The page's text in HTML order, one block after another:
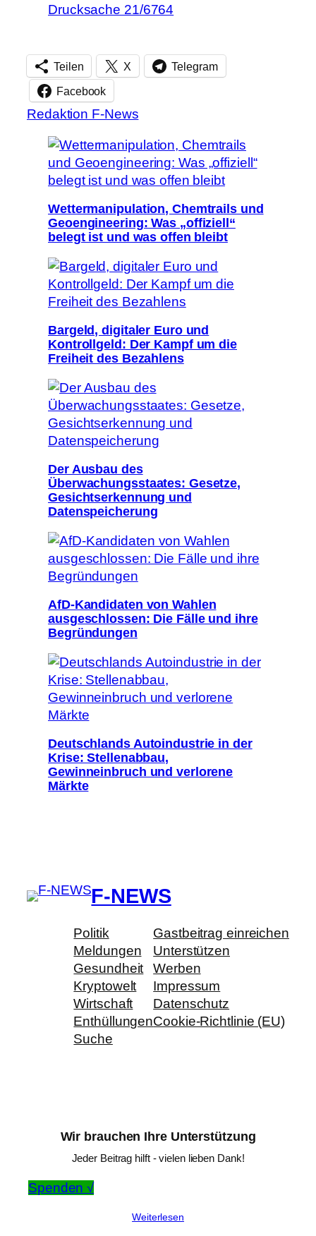
Drucksache 21/6764
Teilen X Telegram
Facebook
Redaktion F-News
Wettermanipulation, Chemtrails und
Geoengineering: Was „offiziell“
belegt ist und was offen bleibt
Bargeld, digitaler Euro und
Kontrollgeld: Der Kampf um die
Freiheit des Bezahlens
Der Ausbau des
Überwachungsstaates: Gesetze,
Gesichtserkennung und
Datenspeicherung
AfD-Kandidaten von Wahlen
ausgeschlossen: Die Fälle und ihre
Begründungen
Deutschlands Autoindustrie in der
Krise: Stellenabbau,
Gewinneinbruch und verlorene
Märkte
F-NEWS
Politik
Meldungen
Gesundheit
Kryptowelt
Wirtschaft
Enthüllungen
Suche
Gastbeitrag einreichen
Unterstützen
Werben
Impressum
Datenschutz
Cookie-Richtlinie (EU)
Wir brauchen Ihre Unterstützung
Jeder Beitrag hilft - vielen lieben Dank!
Spenden √
Weiterlesen